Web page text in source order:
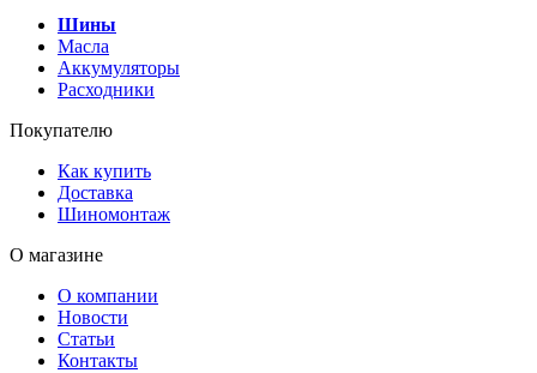
Шины
Масла
Аккумуляторы
Расходники
Покупателю
Как купить
Доставка
Шиномонтаж
О магазине
О компании
Новости
Статьи
Контакты